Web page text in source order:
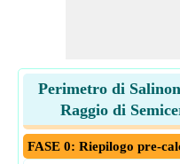
Perimetro di
Raggio di
FASE 0: Riepilogo pre-